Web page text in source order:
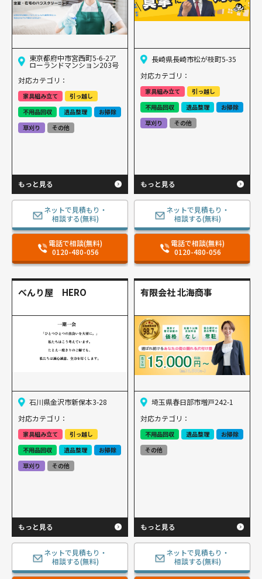
東京都府中市宮西町5-6-2ア
ローランドマンション203号
対応カテゴリ：
家具組み立て
引っ越し
不用品回収
遺品整理
お掃除
草刈り
その他
もっと見る
ネットで見積もり・
相談する(無料)
電話で相談(無料)
0120-480-056
長崎県長崎市松が枝町5-35
対応カテゴリ：
家具組み立て
引っ越し
不用品回収
遺品整理
お掃除
草刈り
その他
もっと見る
ネットで見積もり・
相談する(無料)
電話で相談(無料)
0120-480-056
べんり屋 HERO
石川県金沢市新保本3-28
対応カテゴリ：
家具組み立て
引っ越し
不用品回収
遺品整理
お掃除
草刈り
その他
もっと見る
ネットで見積もり・
相談する(無料)
有限会社 北海商事
埼玉県春日部市増戸242-1
対応カテゴリ：
不用品回収 遺品整理
お掃除
その他
もっと見る
ネットで見積もり・
相談する(無料)